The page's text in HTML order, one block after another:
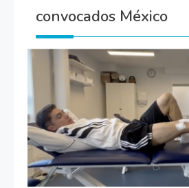
convocados México